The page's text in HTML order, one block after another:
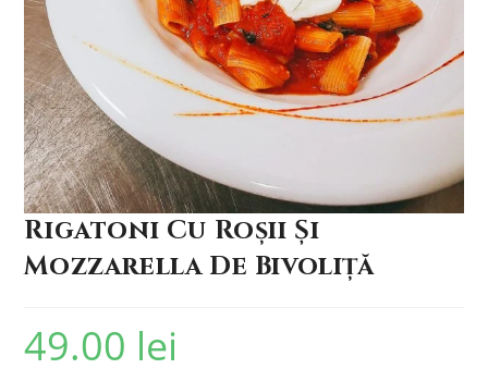
Rigatoni Cu Roșii Și
Mozzarella De Bivoliță
49.00 lei